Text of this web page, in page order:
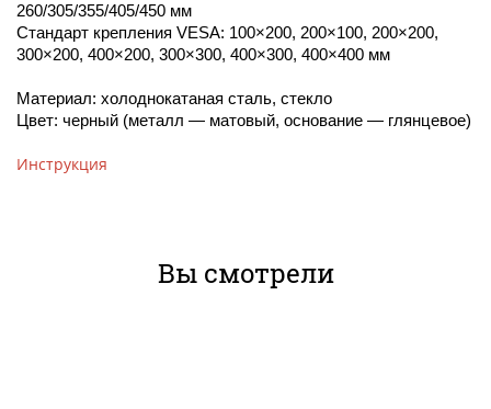
260/305/355/405/450 мм
Стандарт крепления VESA: 100×200, 200×100, 200×200,
300×200, 400×200, 300×300, 400×300, 400×400 мм
Материал: холоднокатаная сталь, стекло
Цвет: черный (металл — матовый, основание — глянцевое)
Инструкция
Вы смотрели